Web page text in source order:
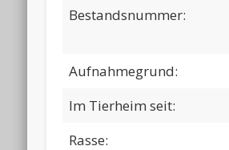
Bestandsnummer:
Aufnahmegrund:
Im Tierheim seit:
Rasse: